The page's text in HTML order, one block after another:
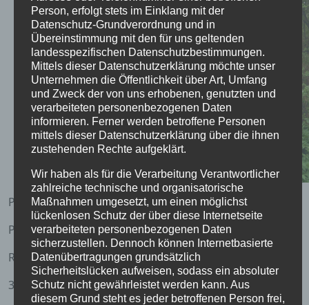
Pfrin. Nicola Feller-Dühr
Pfr. Christoph Dühr
Rudolf-Clermont-Weg 1
37269 Eschwege
Person, erfolgt stets im Einklang mit der
Datenschutz-Grundverordnung und in
Übereinstimmung mit den für uns geltenden
landesspezifischen Datenschutzbestimmungen.
Mittels dieser Datenschutzerklärung möchte unser
Unternehmen die Öffentlichkeit über Art, Umfang
und Zweck der von uns erhobenen, genutzten und
verarbeiteten personenbezogenen Daten
informieren. Ferner werden betroffene Personen
mittels dieser Datenschutzerklärung über die ihnen
zustehenden Rechte aufgeklärt.
Wir haben als für die Verarbeitung Verantwortlicher
zahlreiche technische und organisatorische
Maßnahmen umgesetzt, um einen möglichst
lückenlosen Schutz der über diese Internetseite
verarbeiteten personenbezogenen Daten
sicherzustellen. Dennoch können Internetbasierte
Datenübertragungen grundsätzlich
Sicherheitslücken aufweisen, sodass ein absoluter
Schutz nicht gewährleistet werden kann. Aus
diesem Grund steht es jeder betroffenen Person frei,